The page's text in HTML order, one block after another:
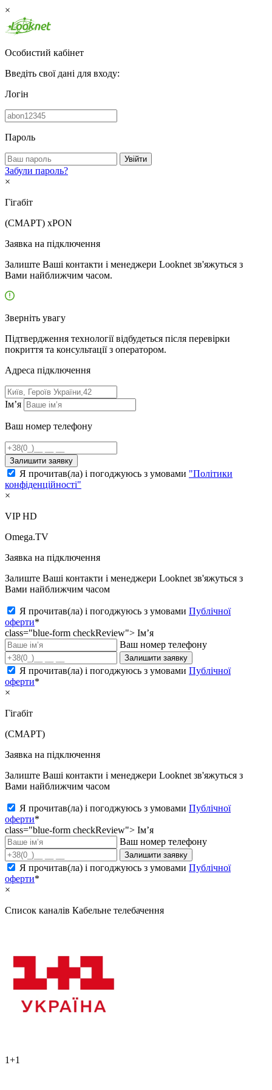
×
Особистий кабінет
Введіть свої дані для входу:
Логін
Пароль
Увійти
Забули пароль?
×
Гігабіт
(СМАРТ) xPON
Заявка на підключення
Залиште Ваші контакти і менеджери Looknet зв'яжуться з
Вами найближчим часом.
Зверніть увагу
Підтвердження технології відбудеться після перевірки
покриття та консультації з оператором.
Адресa підключення
Ім’я
Ваш номер телефону
Залишити заявку
Я прочитав(ла) і погоджуюсь з умовами "Політики
конфіденційності"
×
VIP HD
Omega.TV
Заявка на підключення
Залиште Ваші контакти і менеджери Looknet зв'яжуться з
Вами найближчим часом
Я прочитав(ла) і погоджуюсь з умовами Публічної
оферти*
class="blue-form checkReview"> Ім’я
Ваш номер телефону
Залишити заявку
Я прочитав(ла) і погоджуюсь з умовами Публічної
оферти*
×
Гігабіт
(СМАРТ)
Заявка на підключення
Залиште Ваші контакти і менеджери Looknet зв'яжуться з
Вами найближчим часом
Я прочитав(ла) і погоджуюсь з умовами Публічної
оферти*
class="blue-form checkReview"> Ім’я
Ваш номер телефону
Залишити заявку
Я прочитав(ла) і погоджуюсь з умовами Публічної
оферти*
×
Список каналів Кабельне телебачення
1+1